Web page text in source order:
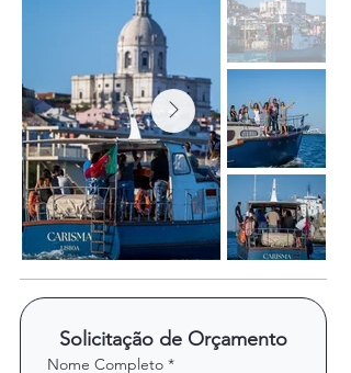
Solicitação de Orçamento
Nome Completo *